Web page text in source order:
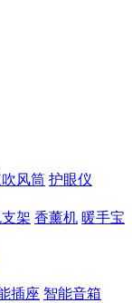
风筒 护眼仪
架 香薰机 暖手宝
插座 智能音箱